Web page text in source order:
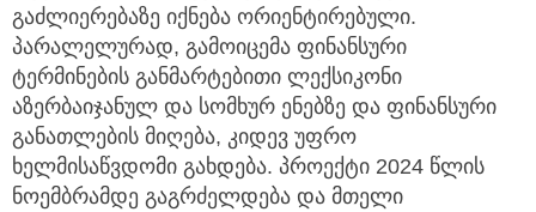
გაძლიერებაზე იქნება ორიენტირებული.
პარალელურად, გამოიცემა ფინანსური
ტერმინების განმარტებითი ლექსიკონი
აზერბაიჯანულ და სომხურ ენებზე და ფინანსური
განათლების მიღება, კიდევ უფრო
ხელმისაწვდომი გახდება. პროექტი 2024 წლის
ნოემბრამდე გაგრძელდება და მთელი